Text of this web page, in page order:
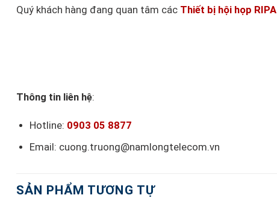
Quý khách hàng đang quan tâm các Thiết bị hội họp RIPA
Thông tin liên hệ:
Hotline: 0903 05 8877
Email: cuong.truong@namlongtelecom.vn
SẢN PHẨM TƯƠNG TỰ